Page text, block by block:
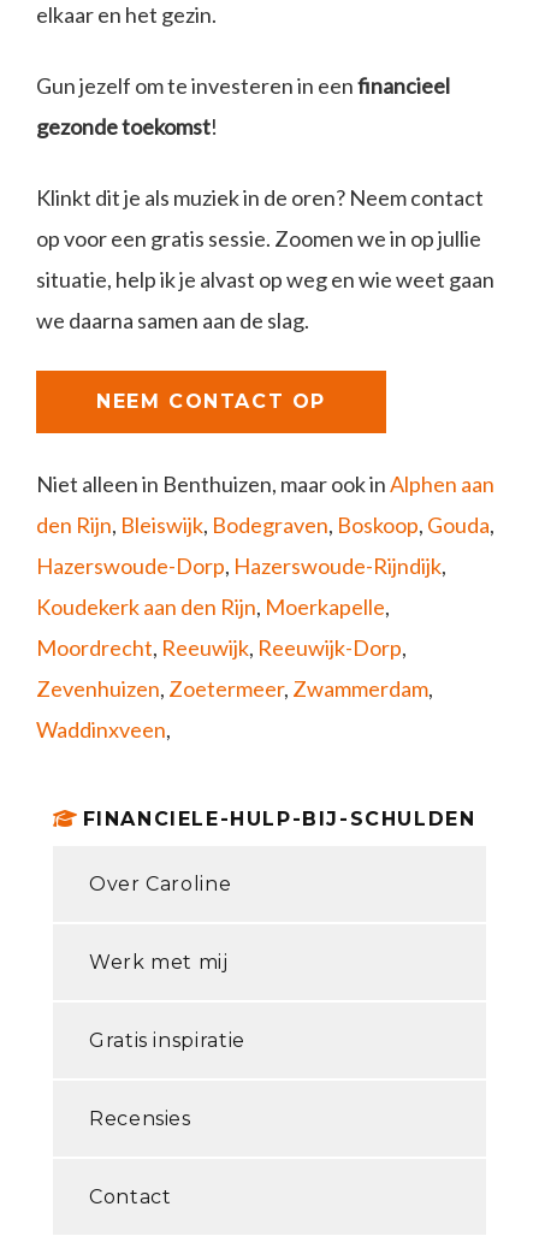
elkaar en het gezin.
Gun jezelf om te investeren in eenfinancieel
gezonde toekomst!
Klinkt dit je als muziek in de oren? Neem contact
op voor een gratis sessie. Zoomen we in op jullie
situatie, help ik je alvast op weg en wie weet gaan
we daarna samen aan de slag.
NEEM CONTACT OP
Niet alleen in Benthuizen, maar ook inAlphen aan
den Rijn, Bleiswijk, Bodegraven, Boskoop, Gouda,
Hazerswoude-Dorp, Hazerswoude-Rijndijk,
Koudekerk aan den Rijn, Moerkapelle,
Moordrecht, Reeuwijk, Reeuwijk-Dorp,
Zevenhuizen, Zoetermeer, Zwammerdam,
Waddinxveen,
FINANCIELE-HULP-BIJ-SCHULDEN
Over Caroline
Werk met mij
Gratis inspiratie
Recensies
Contact